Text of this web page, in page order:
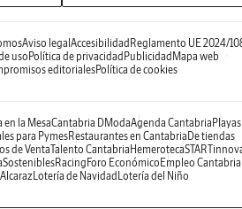
Aviso legalAccesibilidadReglamento UE 2024/
usoPolítica de privacidadPublicidadMapa web
editorialesPolítica de cookies
en la MesaCantabria DModaAgenda CantabriaPlayas
para PymesRestaurantes en CantabriaDe tiendas
de VentaTalento CantabriaHemeroteca
SosteniblesRacingForo EconómicoEmpleo Cantabria
Lotería de NavidadLotería del Niño